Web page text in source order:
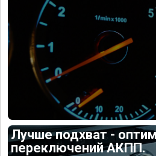
Лучше подхват -
переключений АКПП.